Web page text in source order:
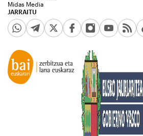
JARRAITU
Midas Media